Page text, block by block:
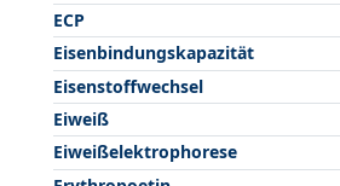
ECP
Eisenbindungskapazität
Eisenstoffwechsel
Eiweiß
Eiweißelektrophorese